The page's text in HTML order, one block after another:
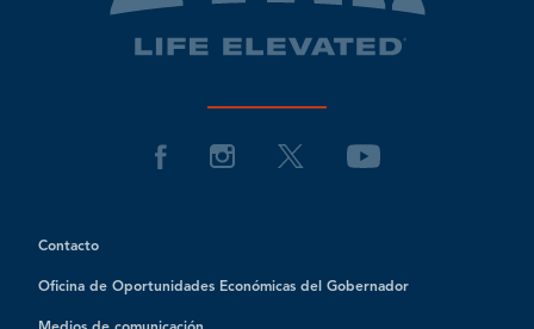
Contacto
Oficina de Oportunidades Económicas del Gobernador